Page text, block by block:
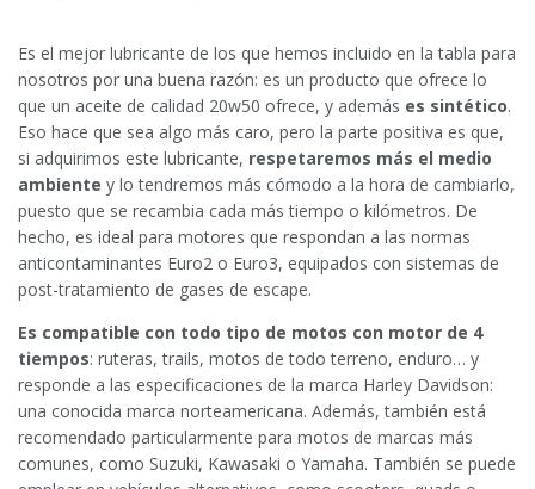
Es el mejor lubricante de los que hemos incluido en la tabla para
nosotros por una buena razón: es un producto que ofrece lo
que un aceite de calidad 20w50 ofrece, y además es sintético.
Eso hace que sea algo más caro, pero la parte positiva es que,
si adquirimos este lubricante, respetaremos más el medio
ambiente y lo tendremos más cómodo a la hora de cambiarlo,
puesto que se recambia cada más tiempo o kilómetros. De
hecho, es ideal para motores que respondan a las normas
anticontaminantes Euro2 o Euro3, equipados con sistemas de
post-tratamiento de gases de escape.
Es compatible con todo tipo de motos con motor de 4
tiempos: ruteras, trails, motos de todo terreno, enduro… y
responde a las especificaciones de la marca Harley Davidson:
una conocida marca norteamericana. Además, también está
recomendado particularmente para motos de marcas más
comunes, como Suzuki, Kawasaki o Yamaha. También se puede